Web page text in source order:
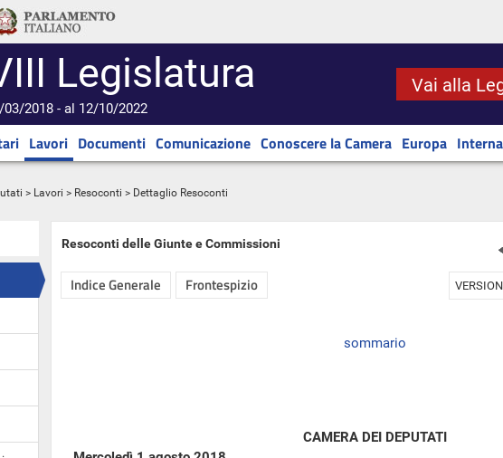
Legislatura
03/2018 - al 12/10/2022
Vai alla
Lavori Documenti Comunicazione Conoscere la Camera Europa
> Lavori > Resoconti > Dettaglio Resoconti
Resoconti delle Giunte e Commissioni
Indice Generale Frontespizio
sommario
CAMERA DEI DEPUTATI